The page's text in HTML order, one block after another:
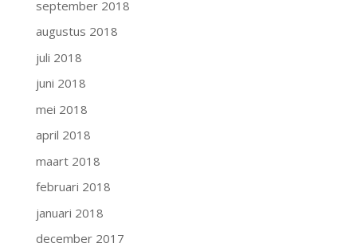
september 2018
augustus 2018
juli 2018
juni 2018
mei 2018
april 2018
maart 2018
februari 2018
januari 2018
december 2017